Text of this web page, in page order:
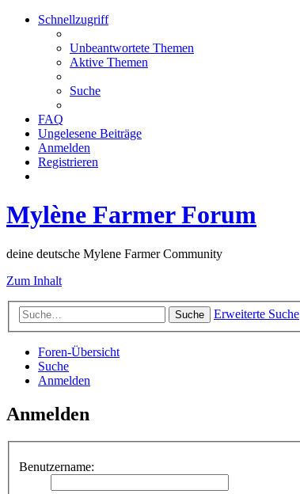
Schnellzugriff
Unbeantwortete Themen
Aktive Themen
Suche
FAQ
Ungelesene Beiträge
Anmelden
Registrieren
Mylène Farmer Forum
deine deutsche Mylene Farmer Community
Zum Inhalt
Suche Erweiterte Suche
Foren-Übersicht
Suche
Anmelden
Anmelden
Benutzername: